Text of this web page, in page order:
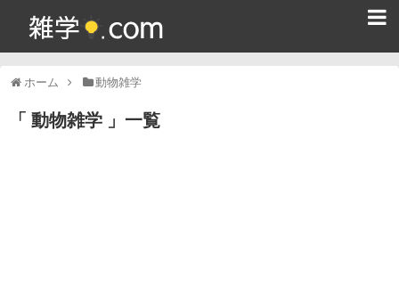
ホーム 動物雑学
動物雑学 一覧